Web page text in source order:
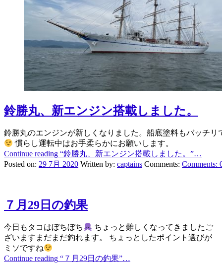
鈴勝丸、新エンジン搭載しました。
鈴勝丸のエンジンが新しくなりました。船底塗料もバッチリ
慣らし運転中はお手柔らかにお願いします。
Continue reading “鈴勝丸、新エンジン搭載しました。”…
Posted on: 29 7月 2020 Written by: captains Comments: Comments:
７月29日の釣果
今日もタコはぼちぼち
ちょっと難しくなってきましたご
ざいますまだまだ釣れます。 ちょっとしたポイント選びが
ミソですね
Continue reading “７月29日の釣果”…